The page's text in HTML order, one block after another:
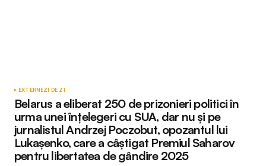
EXTERNEZI DE ZI
Belarus a eliberat 250 de prizonieri politici în
urma unei înțelegeri cu SUA, dar nu și pe
jurnalistul Andrzej Poczobut, opozantul lui
Lukașenko, care a câștigat Premiul Saharov
pentru libertatea de gândire 2025